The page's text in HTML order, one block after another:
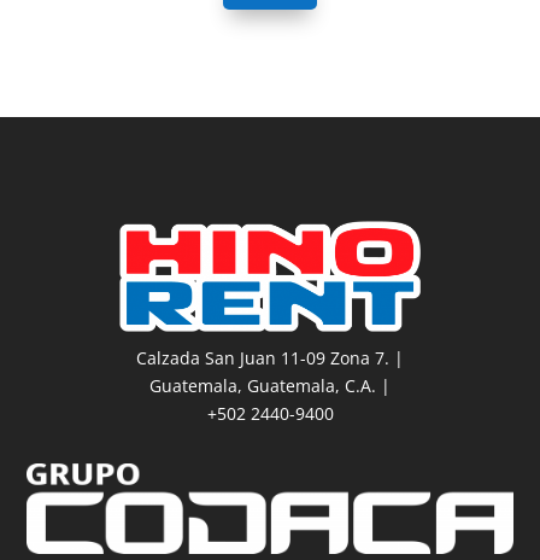
Calzada San Juan 11-09 Zona 7. |
Guatemala, Guatemala, C.A. |
+502 2440-9400